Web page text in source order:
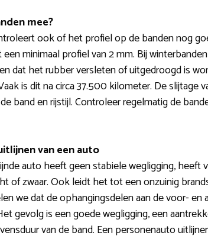
mee?
ook of het profiel op de banden nog
minimaal profiel van 2 mm. Bij
dat het rubber versleten of uitgedroogd is
is dit na circa 37.500 kilometer. De slijtage
band en rijstijl. Controleer regelmatig de
van een auto
auto heeft geen stabiele wegligging, heeft
of zwaar. Ook leidt het tot een onzuinig
we dat de ophangingsdelen aan de voor-
gevolg is een goede wegligging, een
van de band. Een personenauto